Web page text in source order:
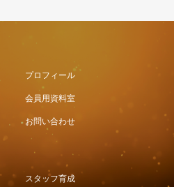
プロフィール
会員用資料室
お問い合わせ
スタッフ育成